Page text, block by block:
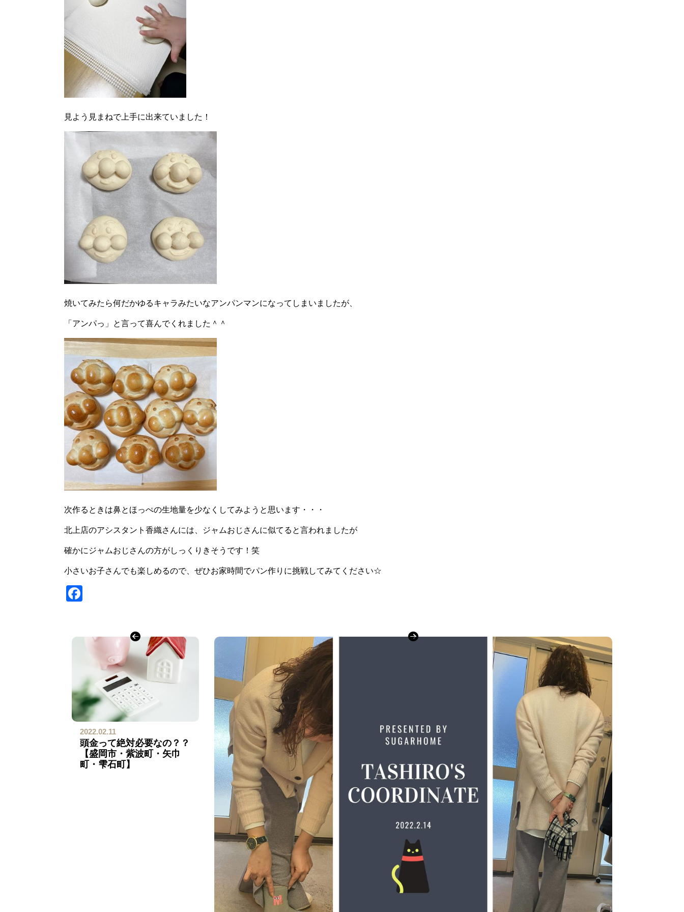
見よう見まねで上手に出来ていました！
焼いてみたら何だかゆるキャラみたいなアンパンマンになってしまいましたが、
「アンパっ」と言って喜んでくれました＾＾
次作るときは鼻とほっぺの生地量を少なくしてみようと思います・・・
北上店のアシスタント香織さんには、ジャムおじさんに似てると言われましたが
確かにジャムおじさんの方がしっくりきそうです！笑
小さいお子さんでも楽しめるので、ぜひお家時間でパン作りに挑戦してみてください☆
2022.02.11
頭金って絶対必要なの？？
【盛岡市・紫波町・矢巾
町・雫石町】